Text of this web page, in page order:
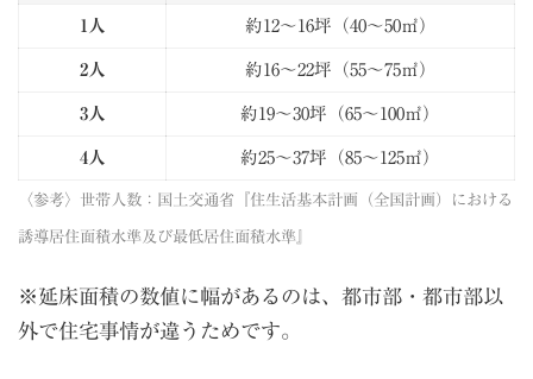
1人 約12〜16坪（40〜50㎡）
2人 約16〜22坪（55〜75㎡）
3人 約19〜30坪（65〜100㎡）
4人 約25〜37坪（85〜125㎡）
〈参考〉 世帯人数：国土交通省『住生活基本計画（全国計画）における
誘導居住面積水準及び最低居住面積水準』
※延床面積の数値に幅があるのは、都市部・都市部以
外で住宅事情が違うためです。